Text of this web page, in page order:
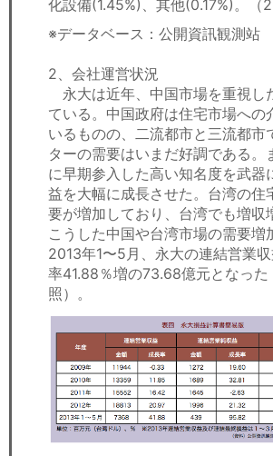
化設備(1.45%)、其他(0.17%)。（
※データベース：公開資訊観測站
2、会社運営状況
永大は近年、中国市場を重視し
ている。中国政府は住宅市場への
いるものの、二流都市と三流都市
ターの需要はいまだ好調である。
に早期参入した高い知名度を武器
益を大幅に成長させた。台湾の住
要が増加しており、台湾でも増収
こうした中国や台湾市場の需要増
2013年1〜5月、永大の連結営業
率41.88％増の73.68億元となった
照）。